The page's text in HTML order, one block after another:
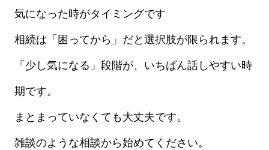
気になった時がタイミングです
相続は「困ってから」だと選択肢が限られます。
「少し気になる」段階が、いちばん話しやすい時
期です。
まとまっていなくても大丈夫です。
雑談のような相談から始めてください。